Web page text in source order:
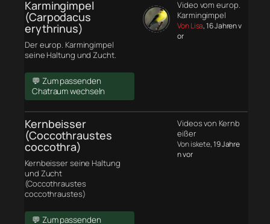
Karmingimpel
(Carpodacus
erythrinus)
Der europ. Karmingimpel
seine Haltung und Zucht.
💬 Zum passenden
Chatraum wechseln
Video vom europ.
Karmingimpel
Von Lisa, 16 Jahren v
or
Kernbeisser
(Coccothraustes
coccothra)
Kernbeisser seine Haltung
und Zucht
(Coccothraustes
coccothraustes)
💬 Zum passenden
Videos von Kernb
eißer
Von iskete, 19 Jahre
n vor